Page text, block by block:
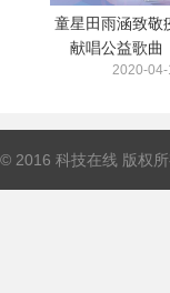
童星田雨涵致敬
献唱公益歌曲
2020-04-
© 2016 科技在线 版权